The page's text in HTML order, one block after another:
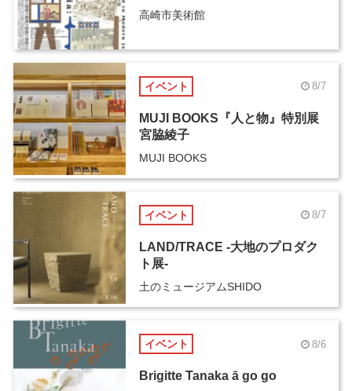
高崎市美術館
イベント 8/7
MUJI BOOKS『人と物』特別展
宮脇綾子
MUJI BOOKS
イベント 8/7
LAND/TRACE -大地のプロダク
ト展-
土のミュージアムSHIDO
イベント 8/6
Brigitte Tanaka ā go go